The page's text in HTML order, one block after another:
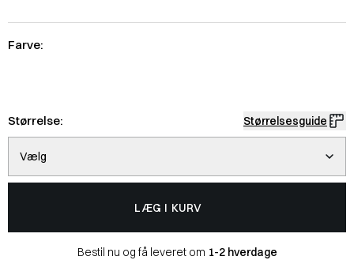
Farve:
Størrelse: Størrelsesguide
Vælg
LÆG I KURV
Bestil nu og få leveret om 1-2 hverdage